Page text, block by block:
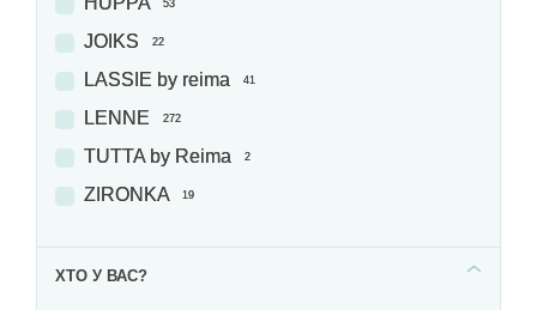
53
JOIKS 22
LASSIE by reima 41
LENNE 272
TUTTA by Reima 2
ZIRONKA 19
ХТО У ВАС?